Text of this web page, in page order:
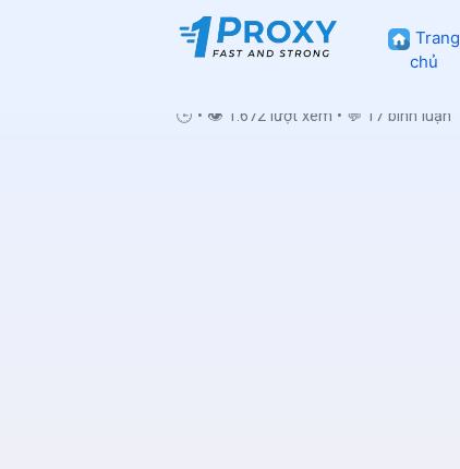
Trang
chủ
🕒 • 👁 1.672 lượt xem • 💬 17 bình luận